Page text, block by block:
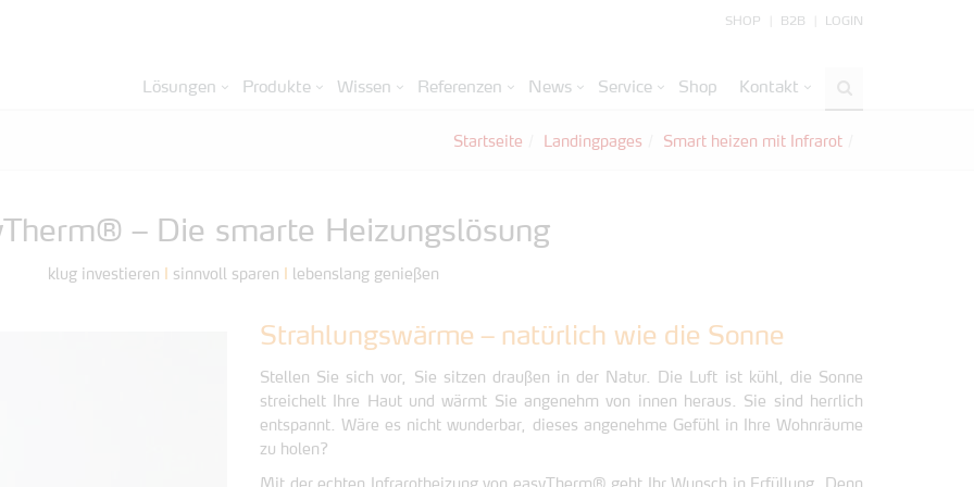
SHOP B2B LOGIN
Lösungen Produkte Wissen Referenzen News Service Shop Kontakt
Startseite Landingpages Smart heizen mit Infrarot
– Die smarte Heizungslösung
klug investieren sinnvoll sparen lebenslang genießen
Strahlungswärme – natürlich wie die Sonne
Stellen Sie sich vor, Sie sitzen draußen in der Natur. Die Luft ist kühl, die Sonne
streichelt Ihre Haut und wärmt Sie angenehm von innen heraus. Sie sind herrlich
entspannt. Wäre es nicht wunderbar, dieses angenehme Gefühl in Ihre Wohnräume
zu holen?